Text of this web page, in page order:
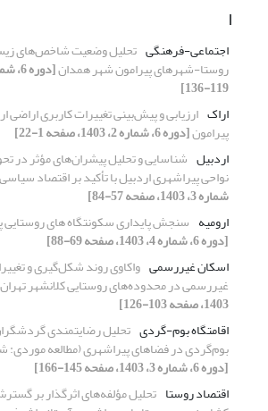
ا
اجتماعی-فرهنگی تحلیل وضعیت شاخص‌های
روستا-شهرهای پیرامون شهر همدان
119-136]
اراک ارزیابی و پیش‌بینی تغییرات کاربری اراضی
پیرامون[دوره 6، شماره 2، 1403، صفحه 1-22]
اردبیل شناسایی و تحلیل پیشران‌های مؤثر در
نواحی پیراشهری اردبیل با تأکید بر اقتصاد
شماره 3، 1403، صفحه 57-84]
ارومیه سنجش پایداری سکونتگاه های روستایی
[دوره 6، شماره 4، 1403، صفحه 69-88]
اسکان غیررسمی واکاوی روند شکل‌گیری و
غیررسمی در محدوده‌های روستایی کلانشهر تهران
1403، صفحه 103-126]
اقامتگاه بوم-گردی تحلیل رضایتمندی
بوم‌گردی در فضاهای پیراشهری (مطالعه موردی:
[دوره 6، شماره 3، 1403، صفحه 145-166]
اقتصاد روستا تحلیل مؤلفه‌های اثرگذار بر